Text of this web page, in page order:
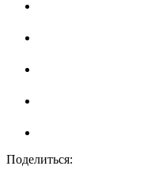
Поделиться: